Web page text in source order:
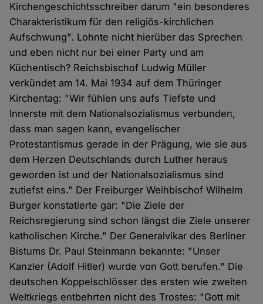
Kirchengeschichtsschreiber darum "ein besonderes
Charakteristikum für den religiös-kirchlichen
Aufschwung". Lohnte nicht hierüber das Sprechen
und eben nicht nur bei einer Party und am
Küchentisch? Reichsbischof Ludwig Müller
verkündet am 14. Mai 1934 auf dem Thüringer
Kirchentag: "Wir fühlen uns aufs Tiefste und
Innerste mit dem Nationalsozialismus verbunden,
dass man sagen kann, evangelischer
Protestantismus gerade in der Prägung, wie sie aus
dem Herzen Deutschlands durch Luther heraus
geworden ist und der Nationalsozialismus sind
zutiefst eins." Der Freiburger Weihbischof Wilhelm
Burger konstatierte gar: "Die Ziele der
Reichsregierung sind schon längst die Ziele unserer
katholischen Kirche." Der Generalvikar des Berliner
Bistums Dr. Paul Steinmann bekannte: "Unser
Kanzler (Adolf Hitler) wurde von Gott berufen." Die
deutschen Koppelschlösser des ersten wie zweiten
Weltkriegs entbehrten nicht des Trostes: "Gott mit